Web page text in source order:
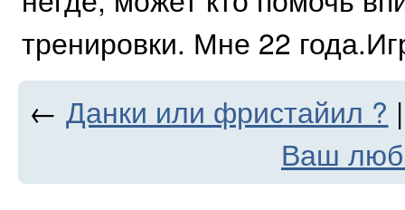
тренировки. Мне 22
←Данки или фристайил ?
Ваш